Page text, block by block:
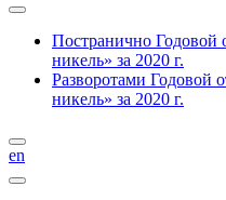
Постранично Годовой
никель» за 2020 г.
Разворотами Годовой
никель» за 2020 г.
en